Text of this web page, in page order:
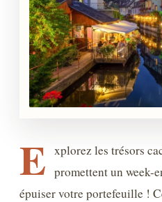
E xplorez les trésors
promettent un week-
épuiser votre portefeuille !